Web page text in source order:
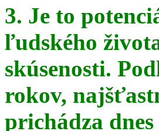
3. Je to
ľudského
skúsenosti.
rokov,
prichádza